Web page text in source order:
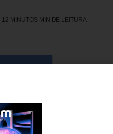
12 MINUTOS MIN DE LEITURA